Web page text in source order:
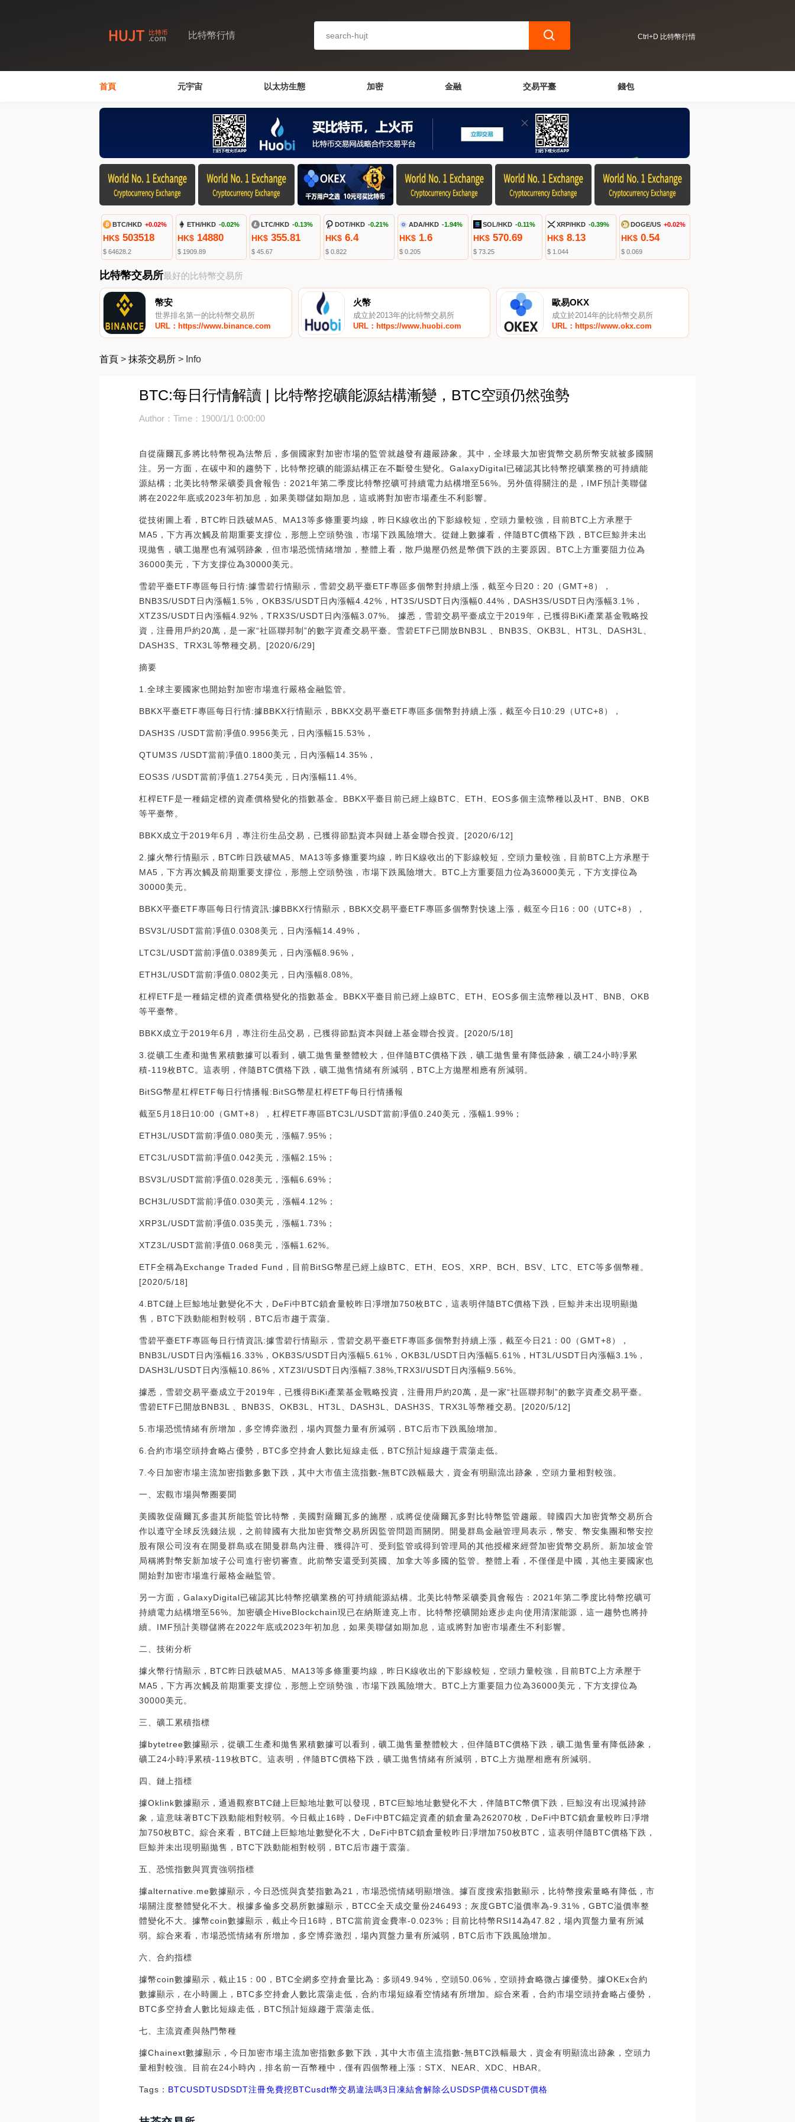
比特幣行情 Ctrl+D 比特幣行情
首頁 元宇宙 以太坊生態 加密 金融 交易平臺 錢包
BTC/HKD +0.02%
HK$ 503518
$ 64628.2
ETH/HKD -0.02%
HK$14880
$ 1909.89
LTC/HKD -0.13%
HK$355.81
$ 45.67
DOT/HKD -0.21%
HK$6.4
$ 0.822
ADA/HKD -1.94%
HK$1.6
$ 0.205
SOL/HKD -0.11%
HK$ 570.69
$ 73.25
XRP/HKD -0.39%
HK$ 8.13
$ 1.044
DOGE/US +0.02%
HK$ 0.54
$ 0.069
比特幣交易所最好的比特幣交易所
幣安
世界排名第一的比特幣交易所
URL：https://www.binance.com
火幣
成立於2013年的比特幣交易所
URL：https://www.huobi.com
歐易OKX
成立於2014年的比特幣交易所
URL：https://www.okx.com
首頁 > 抹茶交易所 > Info
BTC:每日行情解讀 | 比特幣挖礦能源結構漸變，BTC空頭仍然強勢
Author：Time：1900/1/1 0:00:00
自從薩爾瓦多將比特幣視為法幣后，多個國家對加密市場的監管就越發有趨嚴跡象。其中，全球最大加密貨幣交易所幣安就被多國關
注。另一方面，在碳中和的趨勢下，比特幣挖礦的能源結構正在不斷發生變化。GalaxyDigital已確認其比特幣挖礦業務的可持續能
源結構；北美比特幣采礦委員會報告：2021年第二季度比特幣挖礦可持續電力結構增至56%。另外值得關注的是，IMF預計美聯儲
將在2022年底或2023年初加息，如果美聯儲如期加息，這或將對加密市場產生不利影響。
從技術圖上看，BTC昨日跌破MA5、MA13等多條重要均線，昨日K線收出的下影線較短，空頭力量較強，目前BTC上方承壓于
MA5，下方再次觸及前期重要支撐位，形態上空頭勢強，市場下跌風險增大。從鏈上數據看，伴隨BTC價格下跌，BTC巨鯨并未出
現拋售，礦工拋壓也有減弱跡象，但市場恐慌情緒增加，整體上看，散戶拋壓仍然是幣價下跌的主要原因。BTC上方重要阻力位為
36000美元，下方支撐位為30000美元。
雪碧平臺ETF專區每日行情:據雪碧行情顯示，雪碧交易平臺ETF專區多個幣對持續上漲，截至今日20：20（GMT+8），
BNB3S/USDT日內漲幅1.5%，OKB3S/USDT日內漲幅4.42%，HT3S/USDT日內漲幅0.44%，DASH3S/USDT日內漲幅3.1%，
XTZ3S/USDT日內漲幅4.92%，TRX3S/USDT日內漲幅3.07%。 據悉，雪碧交易平臺成立于2019年，已獲得BiKi產業基金戰略投
資，注冊用戶約20萬，是一家“社區聯邦制”的數字資產交易平臺。雪碧ETF已開放BNB3L 、BNB3S、OKB3L、HT3L、DASH3L、
DASH3S、TRX3L等幣種交易。[2020/6/29]
摘要
1.全球主要國家也開始對加密市場進行嚴格金融監管。
BBKX平臺ETF專區每日行情:據BBKX行情顯示，BBKX交易平臺ETF專區多個幣對持續上漲，截至今日10:29（UTC+8），
DASH3S /USDT當前凈值0.9956美元，日內漲幅15.53%，
QTUM3S /USDT當前凈值0.1800美元，日內漲幅14.35%，
EOS3S /USDT當前凈值1.2754美元，日內漲幅11.4%。
杠桿ETF是一種錨定標的資產價格變化的指數基金。BBKX平臺目前已經上線BTC、ETH、EOS多個主流幣種以及HT、BNB、OKB
等平臺幣。
BBKX成立于2019年6月，專注衍生品交易，已獲得節點資本與鏈上基金聯合投資。[2020/6/12]
2.據火幣行情顯示，BTC昨日跌破MA5、MA13等多條重要均線，昨日K線收出的下影線較短，空頭力量較強，目前BTC上方承壓于
MA5，下方再次觸及前期重要支撐位，形態上空頭勢強，市場下跌風險增大。BTC上方重要阻力位為36000美元，下方支撐位為
30000美元。
BBKX平臺ETF專區每日行情資訊:據BBKX行情顯示，BBKX交易平臺ETF專區多個幣對快速上漲，截至今日16：00（UTC+8），
BSV3L/USDT當前凈值0.0308美元，日內漲幅14.49%，
LTC3L/USDT當前凈值0.0389美元，日內漲幅8.96%，
ETH3L/USDT當前凈值0.0802美元，日內漲幅8.08%。
杠桿ETF是一種錨定標的資產價格變化的指數基金。BBKX平臺目前已經上線BTC、ETH、EOS多個主流幣種以及HT、BNB、OKB
等平臺幣。
BBKX成立于2019年6月，專注衍生品交易，已獲得節點資本與鏈上基金聯合投資。[2020/5/18]
3.從礦工生產和拋售累積數據可以看到，礦工拋售量整體較大，但伴隨BTC價格下跌，礦工拋售量有降低跡象，礦工24小時凈累
積-119枚BTC。這表明，伴隨BTC價格下跌，礦工拋售情緒有所減弱，BTC上方拋壓相應有所減弱。
BitSG幣星杠桿ETF每日行情播報:BitSG幣星杠桿ETF每日行情播報
截至5月18日10:00（GMT+8），杠桿ETF專區BTC3L/USDT當前凈值0.240美元，漲幅1.99%；
ETH3L/USDT當前凈值0.080美元，漲幅7.95%；
ETC3L/USDT當前凈值0.042美元，漲幅2.15%；
BSV3L/USDT當前凈值0.028美元，漲幅6.69%；
BCH3L/USDT當前凈值0.030美元，漲幅4.12%；
XRP3L/USDT當前凈值0.035美元，漲幅1.73%；
XTZ3L/USDT當前凈值0.068美元，漲幅1.62%。
ETF全稱為Exchange Traded Fund，目前BitSG幣星已經上線BTC、ETH、EOS、XRP、BCH、BSV、LTC、ETC等多個幣種。
[2020/5/18]
4.BTC鏈上巨鯨地址數變化不大，DeFi中BTC鎖倉量較昨日凈增加750枚BTC，這表明伴隨BTC價格下跌，巨鯨并未出現明顯拋
售，BTC下跌動能相對較弱，BTC后市趨于震蕩。
雪碧平臺ETF專區每日行情資訊:據雪碧行情顯示，雪碧交易平臺ETF專區多個幣對持續上漲，截至今日21：00（GMT+8），
BNB3L/USDT日內漲幅16.33%，OKB3S/USDT日內漲幅5.61%，OKB3L/USDT日內漲幅5.61%，HT3L/USDT日內漲幅3.1%，
DASH3L/USDT日內漲幅10.86%，XTZ3l/USDT日內漲幅7.38%,TRX3l/USDT日內漲幅9.56%。
據悉，雪碧交易平臺成立于2019年，已獲得BiKi產業基金戰略投資，注冊用戶約20萬，是一家“社區聯邦制”的數字資產交易平臺。
雪碧ETF已開放BNB3L 、BNB3S、OKB3L、HT3L、DASH3L、DASH3S、TRX3L等幣種交易。[2020/5/12]
5.市場恐慌情緒有所增加，多空博弈激烈，場內買盤力量有所減弱，BTC后市下跌風險增加。
6.合約市場空頭持倉略占優勢，BTC多空持倉人數比短線走低，BTC預計短線趨于震蕩走低。
7.今日加密市場主流加密指數多數下跌，其中大市值主流指數-無BTC跌幅最大，資金有明顯流出跡象，空頭力量相對較強。
一、宏觀市場與幣圈要聞
美國敦促薩爾瓦多盡其所能監管比特幣，美國對薩爾瓦多的施壓，或將促使薩爾瓦多對比特幣監管趨嚴。韓國四大加密貨幣交易所合
作以遵守全球反洗錢法規，之前韓國有大批加密貨幣交易所因監管問題而關閉。開曼群島金融管理局表示，幣安、幣安集團和幣安控
股有限公司沒有在開曼群島或在開曼群島內注冊、獲得許可、受到監管或得到管理局的其他授權來經營加密貨幣交易所。新加坡金管
局稱將對幣安新加坡子公司進行密切審查。此前幣安還受到英國、加拿大等多國的監管。整體上看，不僅僅是中國，其他主要國家也
開始對加密市場進行嚴格金融監管。
另一方面，GalaxyDigital已確認其比特幣挖礦業務的可持續能源結構。北美比特幣采礦委員會報告：2021年第二季度比特幣挖礦可
持續電力結構增至56%。加密礦企HiveBlockchain現已在納斯達克上市。比特幣挖礦開始逐步走向使用清潔能源，這一趨勢也將持
續。IMF預計美聯儲將在2022年底或2023年初加息，如果美聯儲如期加息，這或將對加密市場產生不利影響。
二、技術分析
據火幣行情顯示，BTC昨日跌破MA5、MA13等多條重要均線，昨日K線收出的下影線較短，空頭力量較強，目前BTC上方承壓于
MA5，下方再次觸及前期重要支撐位，形態上空頭勢強，市場下跌風險增大。BTC上方重要阻力位為36000美元，下方支撐位為
30000美元。
三、礦工累積指標
據bytetree數據顯示，從礦工生產和拋售累積數據可以看到，礦工拋售量整體較大，但伴隨BTC價格下跌，礦工拋售量有降低跡象，
礦工24小時凈累積-119枚BTC。這表明，伴隨BTC價格下跌，礦工拋售情緒有所減弱，BTC上方拋壓相應有所減弱。
四、鏈上指標
據Oklink數據顯示，通過觀察BTC鏈上巨鯨地址數可以發現，BTC巨鯨地址數變化不大，伴隨BTC幣價下跌，巨鯨沒有出現減持跡
象，這意味著BTC下跌動能相對較弱。今日截止16時，DeFi中BTC錨定資產的鎖倉量為262070枚，DeFi中BTC鎖倉量較昨日凈增
加750枚BTC。綜合來看，BTC鏈上巨鯨地址數變化不大，DeFi中BTC鎖倉量較昨日凈增加750枚BTC，這表明伴隨BTC價格下跌，
巨鯨并未出現明顯拋售，BTC下跌動能相對較弱，BTC后市趨于震蕩。
五、恐慌指數與買賣強弱指標
據alternative.me數據顯示，今日恐慌與貪婪指數為21，市場恐慌情緒明顯增強。據百度搜索指數顯示，比特幣搜索量略有降低，市
場關注度整體變化不大。根據多倫多交易所數據顯示，BTCC全天成交量份246493；灰度GBTC溢價率為-9.31%，GBTC溢價率整
體變化不大。據幣coin數據顯示，截止今日16時，BTC當前資金費率-0.023%；目前比特幣RSI14為47.82，場內買盤力量有所減
弱。綜合來看，市場恐慌情緒有所增加，多空博弈激烈，場內買盤力量有所減弱，BTC后市下跌風險增加。
六、合約指標
據幣coin數據顯示，截止15：00，BTC全網多空持倉量比為：多頭49.94%，空頭50.06%，空頭持倉略微占據優勢。據OKEx合約
數據顯示，在小時圖上，BTC多空持倉人數比震蕩走低，合約市場短線看空情緒有所增加。綜合來看，合約市場空頭持倉略占優勢，
BTC多空持倉人數比短線走低，BTC預計短線趨于震蕩走低。
七、主流資產與熱門幣種
據Chainext數據顯示，今日加密市場主流加密指數多數下跌，其中大市值主流指數-無BTC跌幅最大，資金有明顯流出跡象，空頭力
量相對較強。目前在24小時內，排名前一百幣種中，僅有四個幣種上漲：STX、NEAR、XDC、HBAR。
Tags： BTCUSDTUSDSDT注冊免費挖BTCusdt幣交易違法嗎3日凍結會解除么 USDSP價格CUSDT價格